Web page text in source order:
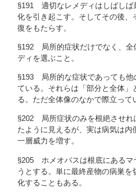
§191 適切なレメディはしばしば
化を引き起こす。そしてその後、
復をもたらす。
§192 局所的症状だけでなく、全
ディを選ぶこと。
§193 局所的な症状であっても他
ている。それらは「部分と全体」
る。ただ全体像のなかで際立って
§202 局所症状のみを根絶させれ
たように見えるが、実は病気は内
一層威力を増す。
§205 ホメオパスは根底にあるマ
うとする。単に最終産物の病巣を
化することもある。